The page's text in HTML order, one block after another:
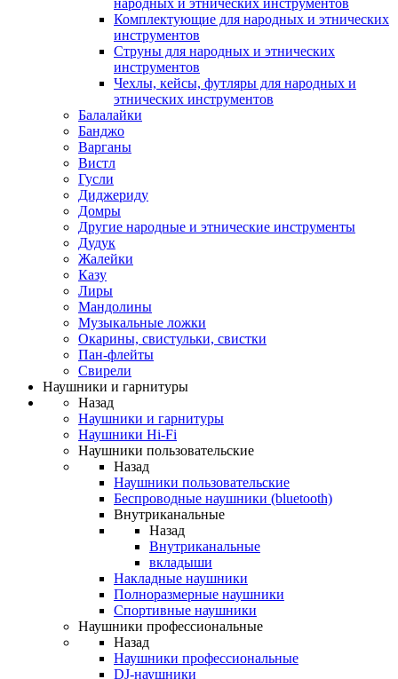
народных и этнических инструментов
Комплектующие для народных и этнических
инструментов
Струны для народных и этнических
инструментов
Чехлы, кейсы, футляры для народных и
этнических инструментов
Балалайки
Банджо
Варганы
Вистл
Гусли
Диджериду
Домры
Другие народные и этнические инструменты
Дудук
Жалейки
Казу
Лиры
Мандолины
Музыкальные ложки
Окарины, свистульки, свистки
Пан-флейты
Свирели
Наушники и гарнитуры
Назад
Наушники и гарнитуры
Наушники Hi-Fi
Наушники пользовательские
Назад
Наушники пользовательские
Беспроводные наушники (bluetooth)
Внутриканальные
Назад
Внутриканальные
вкладыши
Накладные наушники
Полноразмерные наушники
Спортивные наушники
Наушники профессиональные
Назад
Наушники профессиональные
DJ-наушники